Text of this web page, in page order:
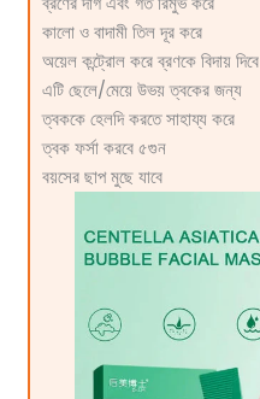
কালো ও বাদামী তিল দূর করে
অয়েল কন্ট্রোল করে ব্রণকে বিদায় দিবে
এটি ছেলে/মেয়ে উভয় ত্বকের জন্য
ত্বককে হেলদি করতে সাহায্য করে
ত্বক ফর্সা করবে ৫গুন
বয়সের ছাপ মুছে ‍যাবে